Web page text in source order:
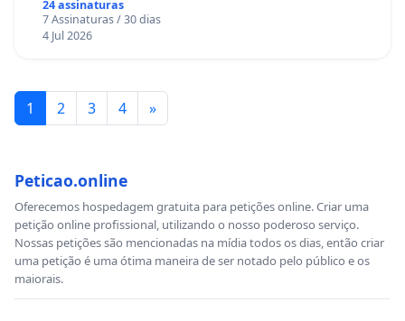
24 assinaturas
7 Assinaturas / 30 dias
4 Jul 2026
1 2 3 4 »
Peticao.online
Oferecemos hospedagem gratuita para petições online. Criar uma
petição online profissional, utilizando o nosso poderoso serviço.
Nossas petições são mencionadas na mídia todos os dias, então criar
uma petição é uma ótima maneira de ser notado pelo público e os
maiorais.